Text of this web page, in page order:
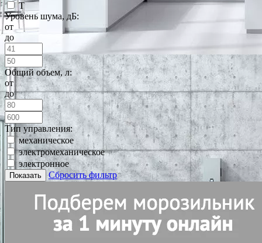
T
Уровень шума, дБ:
от
до
Общий объем, л:
от
до
Тип управления:
механическое
электромеханическое
электронное
Показать Сбросить фильтр